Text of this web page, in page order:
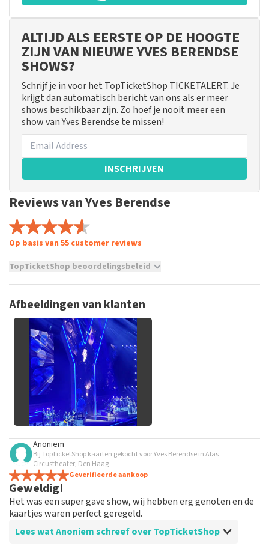
ALTIJD ALS EERSTE OP DE HOOGTE
ZIJN VAN NIEUWE YVES BERENDSE
SHOWS?
Schrijf je in voor het TopTicketShop TICKETALERT. Je
krijgt dan automatisch bericht van ons als er meer
shows beschikbaar zijn. Zo hoef je nooit meer een
show van Yves Berendse te missen!
INSCHRIJVEN
Reviews van Yves Berendse
Op basis van 55 customer reviews
TopTicketShop beoordelingsbeleid
niet mogelijk om een review achter te laten als je geen
tickets hebt aangeschaft bij TopTicketShop. Reviews met
grof taalgebruik en/of onwaarheden worden niet geplaatst.
Het kan enkele weken duren voordat een review wordt
geplaatst.
Afbeeldingen van klanten
Anoniem
Bij TopTicketShop kaarten gekocht voor Yves Berendse in Afas
Circustheater, Den Haag
Geverifieerde aankoop
Geweldig!
Het was een super gave show, wij hebben erg genoten en de
kaartjes waren perfect geregeld.
Lees wat Anoniem schreef over TopTicketShop